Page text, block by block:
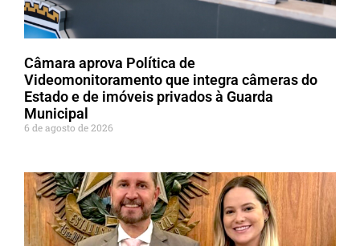
Câmara aprova Política de
Videomonitoramento que integra câmeras do
Estado e de imóveis privados à Guarda
Municipal
6 de agosto de 2026